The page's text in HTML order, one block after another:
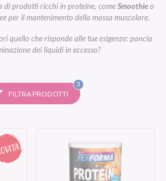
di prodotti ricchi in proteine, comeSmoothieo
per il mantenimento della massa muscolare.
quello che risponde alle tue esigenze: pancia
dei liquidi in eccesso?
FILTRA PRODOTTI
3FILTRI
SELEZIONATI